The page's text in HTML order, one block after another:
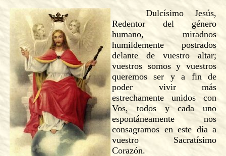
Dulcísimo Jesús,
Redentor del género
humano, miradnos
humildemente postrados
delante de vuestro altar;
vuestros somos y vuestros
queremos ser y a fin de
poder vivir más
estrechamente unidos con
Vos, todos y cada uno
espontáneamente nos
consagramos en este día a
vuestro Sacratísimo
Corazón.